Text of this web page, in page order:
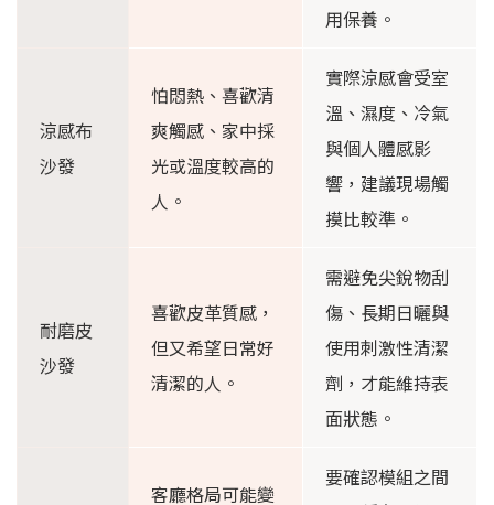
用保養。
涼感布
沙發
怕悶熱、喜歡清
爽觸感、家中採
光或溫度較高的
人。
實際涼感會受室
溫、濕度、冷氣
與個人體感影
響，建議現場觸
摸比較準。
耐磨皮
沙發
喜歡皮革質感，
但又希望日常好
清潔的人。
需避免尖銳物刮
傷、長期日曬與
使用刺激性清潔
劑，才能維持表
面狀態。
客廳格局可能變
要確認模組之間